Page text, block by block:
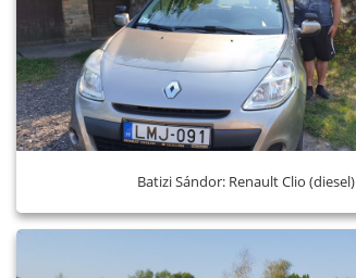
Batizi Sándor: Renault Clio (diesel)